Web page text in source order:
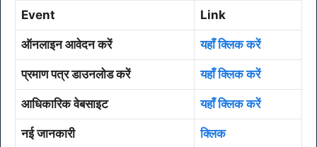
Event Link
ऑनलाइन आवेदन करें यहाँ क्लिक करें
प्रमाण पत्र डाउनलोड करें यहाँ क्लिक करें
आधिकारिक वेबसाइट यहाँ क्लिक करें
नई जानकारी क्लिक